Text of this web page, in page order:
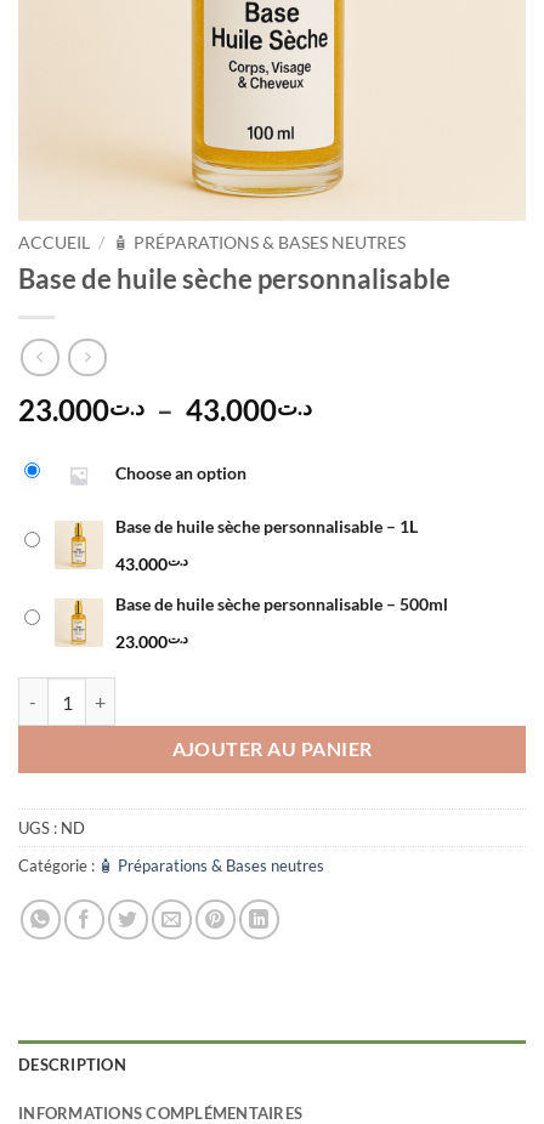
ACCUEIL / 🧴 PRÉPARATIONS & BASES NEUTRES
Base de huile sèche personnalisable
د.ت23.000 – د.ت43.000
Plage
à
Choose an option
Base de huile sèche personnalisable – 1L
د.ت43.000
Base de huile sèche personnalisable – 500ml
د.ت23.000
AJOUTER AU PANIER
UGS : ND
Catégorie : 🧴 Préparations & Bases neutres
DESCRIPTION
INFORMATIONS COMPLÉMENTAIRES